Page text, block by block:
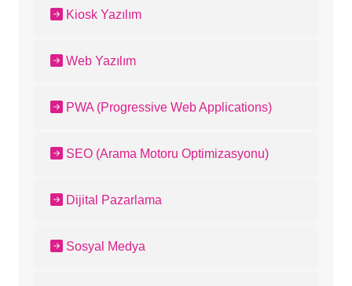
Kiosk Yazılım
Web Yazılım
PWA (Progressive Web Applications)
SEO (Arama Motoru Optimizasyonu)
Dijital Pazarlama
Sosyal Medya